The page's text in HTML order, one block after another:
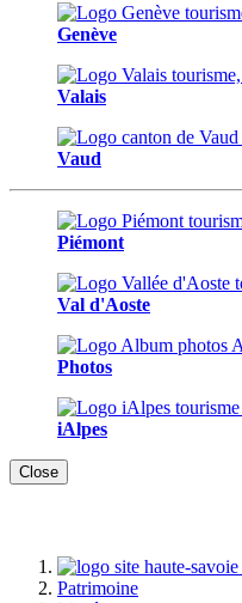
Genève
Valais
Vaud
Piémont
Val d'Aoste
Photos
iAlpes
Close
Patrimoine